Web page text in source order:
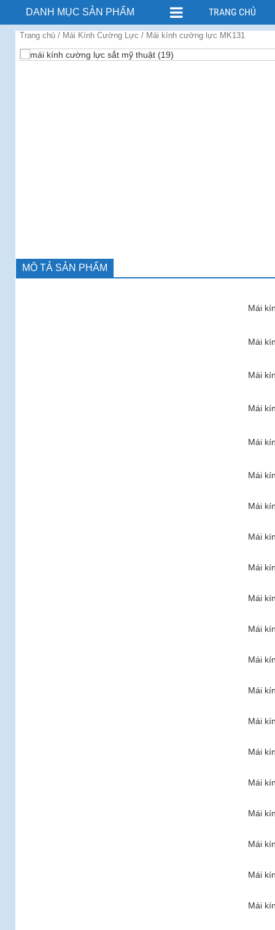
DANH MỤC SẢN PHẨM TRANG CHỦ
Trang chủ / Mái Kính Cường Lực / Mái kính cường lực MK131
MÔ TẢ SẢN PHẨM
Mái
Mái
Mái
Mái
Mái
Mái
Mái
Mái
Mái
Mái
Mái
Mái
Mái
Mái
Mái
Mái
Mái
Mái
Mái
Mái